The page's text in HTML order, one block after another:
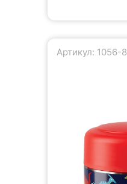
Артикул: 1056-8